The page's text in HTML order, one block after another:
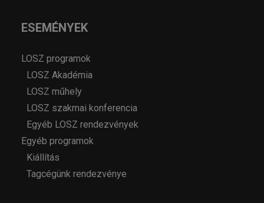
ESEMÉNYEK
LOSZ programok
LOSZ Akadémia
LOSZ műhely
LOSZ szakmai konferencia
Egyéb LOSZ rendezvények
Egyéb programok
Kiállítás
Tagcégünk rendezvénye